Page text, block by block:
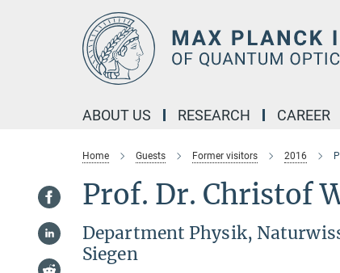
ABOUT US RESEARCH CAREER
Home Guests Former visitors 2016
Prof. Dr. Christof
Department Physik,
Siegen